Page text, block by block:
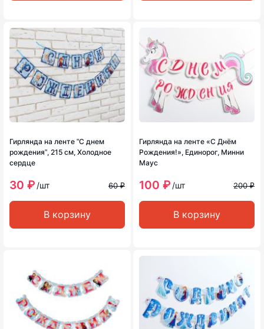
Гирлянда на ленте ʺС днем
рожденияʺ, 215 см, Холодное
сердце
30 ₽ /шт 60 ₽
В корзину
Гирлянда на ленте «С Днём
Рождения!», Единорог, Минни
Маус
100 ₽ /шт 200 ₽
В корзину